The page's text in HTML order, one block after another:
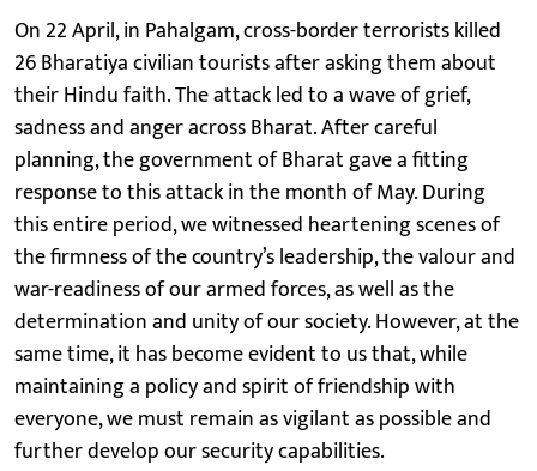
On 22 April, in Pahalgam, cross-border terrorists killed
26 Bharatiya civilian tourists after asking them about
their Hindu faith. The attack led to a wave of grief,
sadness and anger across Bharat. After careful
planning, the government of Bharat gave a fitting
response to this attack in the month of May. During
this entire period, we witnessed heartening scenes of
the firmness of the country’s leadership, the valour and
war-readiness of our armed forces, as well as the
determination and unity of our society. However, at the
same time, it has become evident to us that, while
maintaining a policy and spirit of friendship with
everyone, we must remain as vigilant as possible and
further develop our security capabilities.